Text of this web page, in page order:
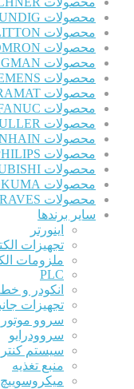
محصولات GRUNDIG
محصولات LITTON
محصولات OMRON
محصولات STEGMAN
محصولات SIEMENS
محصولات INDRAMAT
محصولات FANUC
محصولات BAUMULLER
محصولات HEIDENHAIN
محصولات PHILIPS
محصولات MITSUBISHI
محصولات OKUMA
محصولات CONTRAVES
سایر برندها
اینورتر
تجهیزات
ملزومات
PLC
انکودر و
تجهیزات
سروو موتور
سروودرایو
سیستم
منبع تغذیه